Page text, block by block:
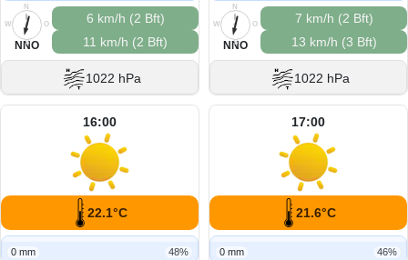
N
O
S
W
NNO
6 km/h (2 Bft)
11 km/h (2 Bft)
1022 hPa
N
O
S
W
NNO
7 km/h (2 Bft)
13 km/h (3 Bft)
1022 hPa
16:00
22.1°C
0 mm 48%
17:00
21.6°C
0 mm 46%